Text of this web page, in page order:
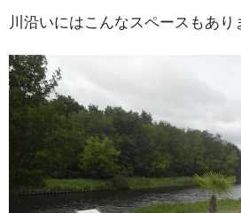
川沿いにはこんなスペースもあり